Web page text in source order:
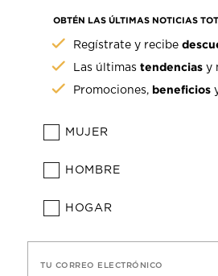
OBTÉN LAS ÚLTIMAS NOTICIAS
Regístrate y recibe
Las últimastendencias y
Promociones, beneficios
MUJER
HOMBRE
HOGAR
TU CORREO ELECTRÓNICO